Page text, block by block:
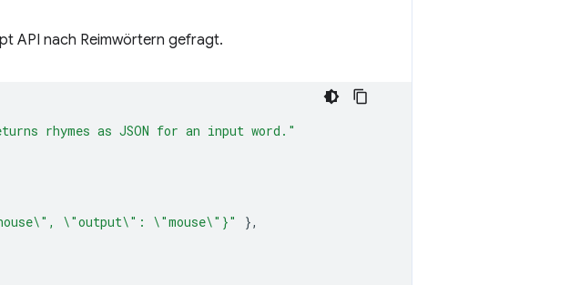
API nach Reimwörtern gefragt.
rhymes as JSON for an input word."
\"output\": \"mouse\"}"
},